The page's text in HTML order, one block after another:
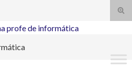
el